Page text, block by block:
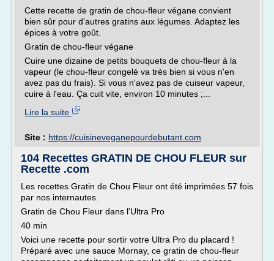
Cette recette de gratin de chou-fleur végane convient
bien sûr pour d'autres gratins aux légumes. Adaptez les
épices à votre goût.
Gratin de chou-fleur végane
Cuire une dizaine de petits bouquets de chou-fleur à la
vapeur (le chou-fleur congelé va très bien si vous n'en
avez pas du frais). Si vous n'avez pas de cuiseur vapeur,
cuire à l'eau. Ça cuit vite, environ 10 minutes ;...
Lire la suite
Site : https://cuisineveganepourdebutant.com
104 Recettes GRATIN DE CHOU FLEUR sur
Recette .com
Les recettes Gratin de Chou Fleur ont été imprimées 57 fois
par nos internautes.
Gratin de Chou Fleur dans l'Ultra Pro
40 min
Voici une recette pour sortir votre Ultra Pro du placard !
Préparé avec une sauce Mornay, ce gratin de chou-fleur